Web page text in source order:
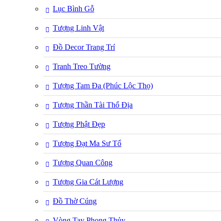
Lục Bình Gỗ
Tượng Linh Vật
Đồ Decor Trang Trí
Tranh Treo Tường
Tượng Tam Đa (Phúc Lộc Thọ)
Tượng Thần Tài Thổ Địa
Tượng Phật Đẹp
Tượng Đạt Ma Sư Tổ
Tượng Quan Công
Tượng Gia Cát Lượng
Đồ Thờ Cúng